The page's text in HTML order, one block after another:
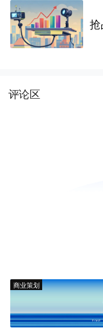
评论区
商业策划